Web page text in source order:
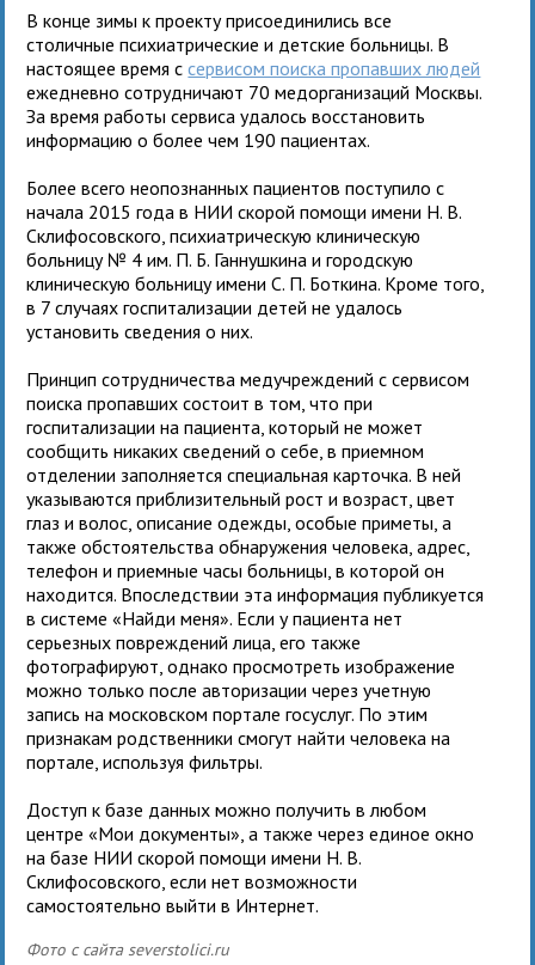
В конце зимы к проекту присоединились все
столичные психиатрические и детские больницы. В
настоящее время ссервисом поиска пропавших людей
ежедневно сотрудничают 70 медорганизаций Москвы.
За время работы сервиса удалось восстановить
информацию о более чем 190 пациентах.
Более всего неопознанных пациентов поступило с
начала 2015 года в НИИ скорой помощи имени Н. В.
Склифосовского, психиатрическую клиническую
больницу № 4 им. П. Б. Ганнушкина и городскую
клиническую больницу имени С. П. Боткина. Кроме того,
в 7 случаях госпитализации детей не удалось
установить сведения о них.
Принцип сотрудничества медучреждений с сервисом
поиска пропавших состоит в том, что при
госпитализации на пациента, который не может
сообщить никаких сведений о себе, в приемном
отделении заполняется специальная карточка. В ней
указываются приблизительный рост и возраст, цвет
глаз и волос, описание одежды, особые приметы, а
также обстоятельства обнаружения человека, адрес,
телефон и приемные часы больницы, в которой он
находится. Впоследствии эта информация публикуется
в системе «Найди меня». Если у пациента нет
серьезных повреждений лица, его также
фотографируют, однако просмотреть изображение
можно только после авторизации через учетную
запись на московском портале госуслуг. По этим
признакам родственники смогут найти человека на
портале, используя фильтры.
Доступ к базе данных можно получить в любом
центре «Мои документы», а также через единое окно
на базе НИИ скорой помощи имени Н. В.
Склифосовского, если нет возможности
самостоятельно выйти в Интернет.
Фото с сайта severstolici.ru